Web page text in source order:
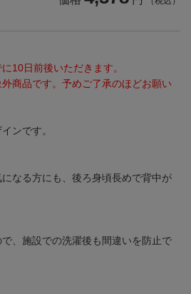
10日前後いただきます。
商品です。予めご了承のほどお願い
ンです。
なる方にも、後ろ身頃長めで背中が
、施設での洗濯後も間違いを防止で